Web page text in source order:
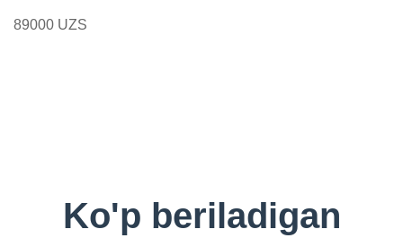
89000 UZS
Ko'p beriladigan